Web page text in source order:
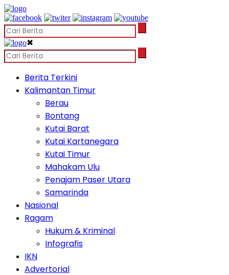
✖
Berita Terkini
Kalimantan Timur
Berau
Bontang
Kutai Barat
Kutai Kartanegara
Kutai Timur
Mahakam Ulu
Penajam Paser Utara
Samarinda
Nasional
Ragam
Hukum & Kriminal
Infografis
IKN
Advertorial